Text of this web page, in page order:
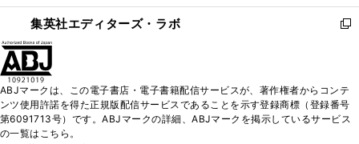
開
く
ウ
で
ン
ド
く
し
い
ド
ウ
で
集英社エディターズ・ラボ
新
ィ
ン
ド
ABJマークは、この電子書店・電子書籍配信サービスが、著作権者からコンテ
ンツ使用許諾を得た正規版配信サービスであることを示す登録商標（登録番号
第6091713号）です。ABJマークの詳細、ABJマークを掲示しているサービス
の一覧はこちら。